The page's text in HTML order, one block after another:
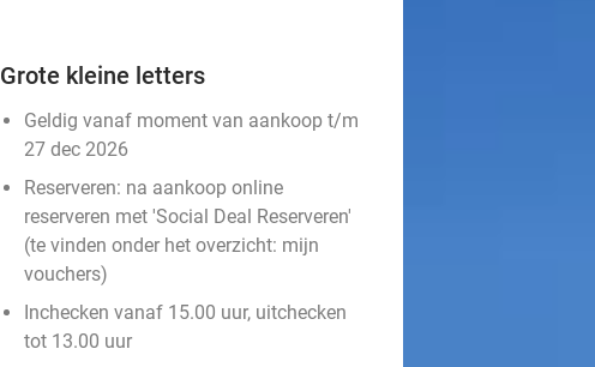
Grote kleine letters
Geldig vanaf moment van aankoop t/m
27 dec 2026
Reserveren: na aankoop online
reserveren met 'Social Deal Reserveren'
(te vinden onder het overzicht: mijn
vouchers)
Inchecken vanaf 15.00 uur, uitchecken
tot 13.00 uur